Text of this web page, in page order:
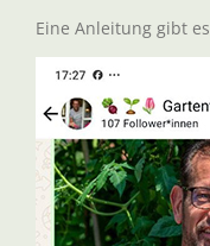
Eine Anleitung gibt es